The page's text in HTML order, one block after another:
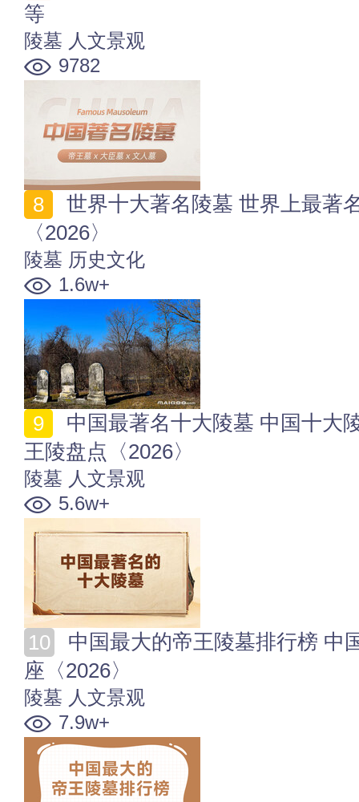
等
陵墓 人文景观
9782
〈2026〉
陵墓 历史文化
1.6w+
王陵盘点〈2026〉
陵墓 人文景观
5.6w+
座〈2026〉
陵墓 人文景观
7.9w+